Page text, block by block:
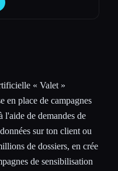
« Valet »
en place de campagnes
de demandes de
sur ton client ou
de dossiers, en crée
de sensibilisation